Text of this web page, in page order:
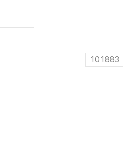
101883